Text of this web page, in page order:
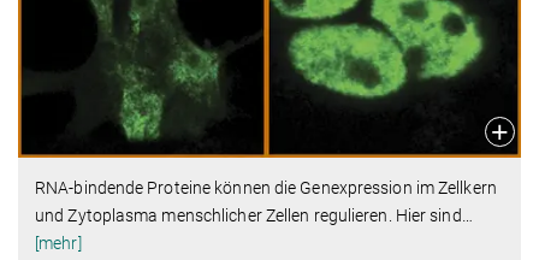
RNA-bindende Proteine können die Genexpression im Zellkern
und Zytoplasma menschlicher Zellen regulieren. Hier sind
[mehr]